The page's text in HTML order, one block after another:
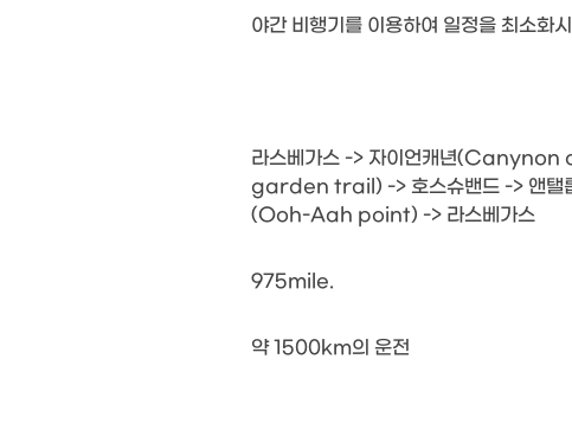
야간 비행기를 이용하여 일정을 최소화
라스베가스 -> 자이언캐년
garden trail) -> 호스슈밴드 -> 앤탤
(Ooh-Aah point) -> 라스베가스
975mile.
약 1500km의 운전